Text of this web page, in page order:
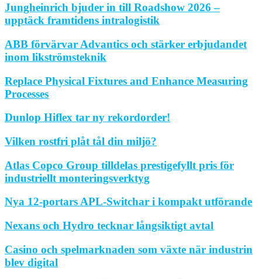
Jungheinrich bjuder in till Roadshow 2026 –
upptäck framtidens intralogistik
ABB förvärvar Advantics och stärker erbjudandet
inom likströmsteknik
Replace Physical Fixtures and Enhance Measuring
Processes
Dunlop Hiflex tar ny rekordorder!
Vilken rostfri plåt tål din miljö?
Atlas Copco Group tilldelas prestigefyllt pris för
industriellt monteringsverktyg
Nya 12-portars APL-Switchar i kompakt utförande
Nexans och Hydro tecknar långsiktigt avtal
Casino och spelmarknaden som växte när industrin
blev digital